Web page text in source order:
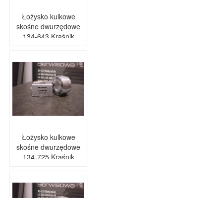
Łożysko kulkowe
skośne dwurzędowe
134-643 Kraśnik
Łożysko kulkowe
skośne dwurzędowe
134-725 Kraśnik